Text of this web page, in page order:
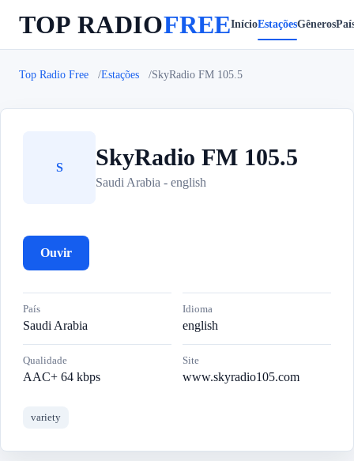
TOP RADIOFREEInícioEstaçõesGêneros
Top Radio Free Estações SkyRadio FM 105.5
S SkyRadio FM 105.5
Saudi Arabia - english
Ouvir
País
Saudi Arabia
Idioma
english
Qualidade
AAC+ 64 kbps
Site
www.skyradio105.com
variety